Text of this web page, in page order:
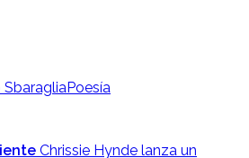
Poesía
Chrissie Hynde lanza un